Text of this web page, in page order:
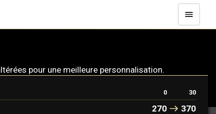
pour une meilleure personnalisation.
0 30
270
370